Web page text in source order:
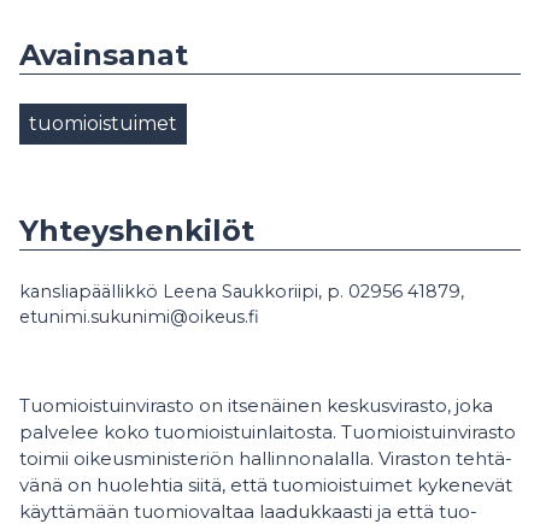
Avainsanat
tuomioistuimet
Yhteyshenkilöt
kansliapäällikkö Leena Saukkoriipi, p. 02956 41879,
etunimi.sukunimi@oikeus.fi
Tuo­miois­tuin­vi­ras­to on it­se­näi­nen kes­kus­vi­ras­to, joka
pal­ve­lee koko tuo­miois­tuin­lai­tos­ta. Tuo­miois­tuin­vi­ras­to
toi­mii oi­keus­mi­nis­te­riön hal­lin­no­na­lal­la. Vi­ras­ton teh­tä­
vä­nä on huo­leh­tia sii­tä, että tuo­miois­tui­met ky­ke­ne­vät
käyt­tä­mään tuo­mio­val­taa laa­duk­kaas­ti ja että tuo­